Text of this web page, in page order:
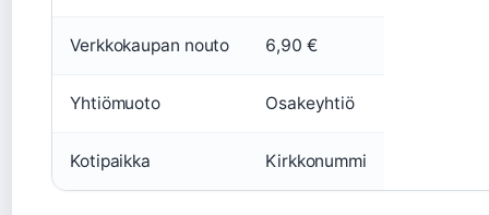
Verkkokaupan nouto 6,90 €
Yhtiömuoto Osakeyhtiö
Kotipaikka Kirkkonummi